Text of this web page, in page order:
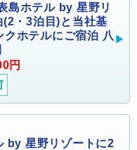
島ホテル by 星野リ
(2・3泊目)と当社基
クホテルにご宿泊 八
円
by 星野リゾートに2